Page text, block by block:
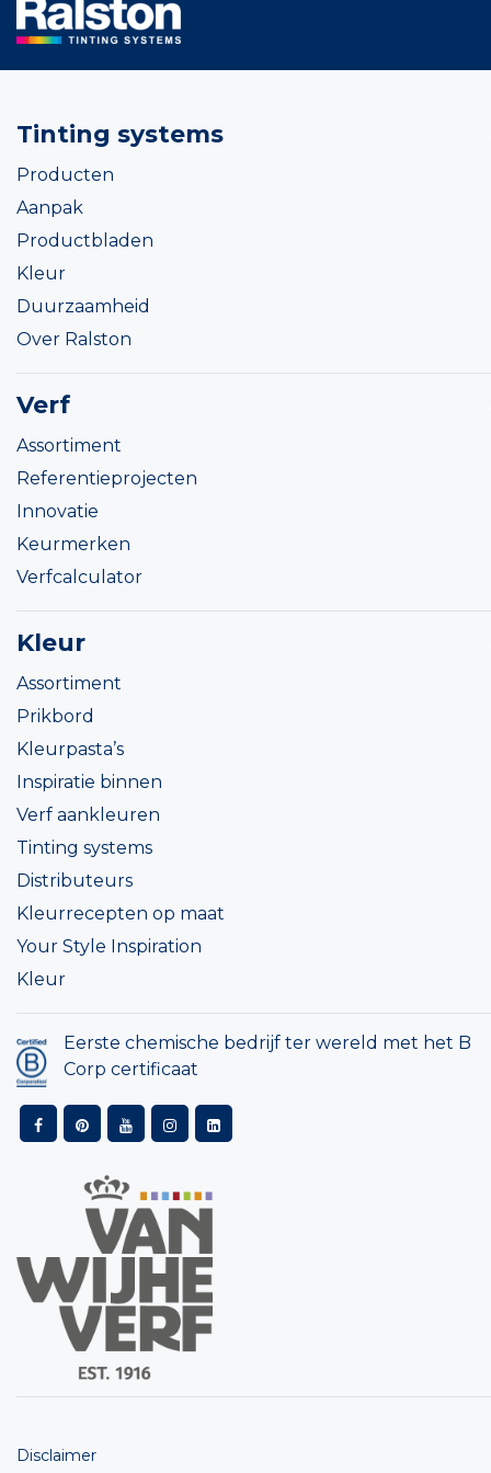
Tinting systems
Producten
Aanpak
Productbladen
Kleur
Duurzaamheid
Over Ralston
Verf
Assortiment
Referentieprojecten
Innovatie
Keurmerken
Verfcalculator
Kleur
Assortiment
Prikbord
Kleurpasta’s
Inspiratie binnen
Verf aankleuren
Tinting systems
Distributeurs
Kleurrecepten op maat
Your Style Inspiration
Kleur
Eerste chemische bedrijf ter wereld met het B
Corp certificaat
Disclaimer